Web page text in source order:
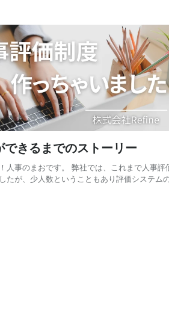
できるまでのストーリー
人事のまおです。 弊社では、これまで人事評
たが、少人数ということもあり評価システム
う思いの元、早速人事部で考案🙋‍♀️ 人事評価制
挙公開します！...